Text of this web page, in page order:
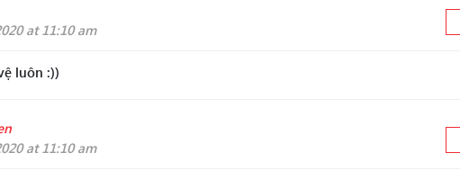
at 11:10 am
luôn :))
at 11:10 am